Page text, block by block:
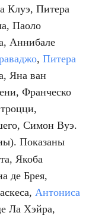
Клуэ, Питера
Паоло
Аннибале
, Питера
Яна ван
Франческо
Симон Вуэ.
Показаны
Якоба
де Брея,
Антониса
Ла Хэйра,